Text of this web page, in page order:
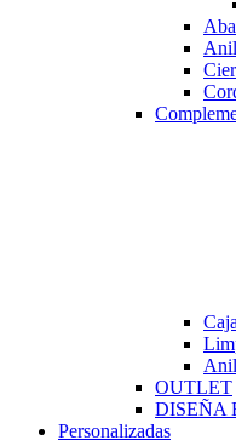
OUTLET
DISEÑA
Personalizadas